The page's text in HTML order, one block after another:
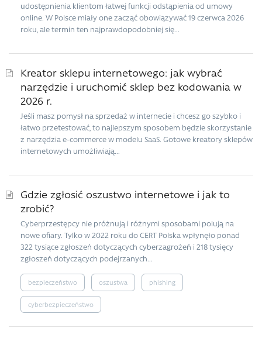
udostępnienia klientom łatwej funkcji odstąpienia od umowy
online. W Polsce miały one zacząć obowiązywać 19 czerwca 2026
roku, ale termin ten najprawdopodobniej się...
Kreator sklepu internetowego: jak wybrać
narzędzie i uruchomić sklep bez kodowania w
2026 r.
Jeśli masz pomysł na sprzedaż w internecie i chcesz go szybko i
łatwo przetestować, to najlepszym sposobem będzie skorzystanie
z narzędzia e-commerce w modelu SaaS. Gotowe kreatory sklepów
internetowych umożliwiają...
Gdzie zgłosić oszustwo internetowe i jak to
zrobić?
Cyberprzestępcy nie próżnują i różnymi sposobami polują na
nowe ofiary. Tylko w 2022 roku do CERT Polska wpłynęło ponad
322 tysiące zgłoszeń dotyczących cyberzagrożeń i 218 tysięcy
zgłoszeń dotyczących podejrzanych...
bezpieczeństwo oszustwa phishing
cyberbezpieczeństwo